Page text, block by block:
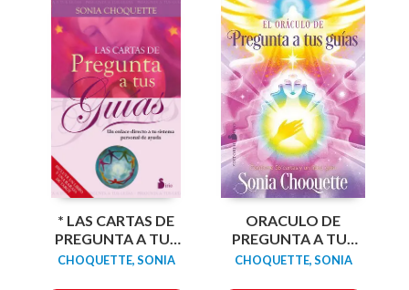
* LAS CARTAS DE
PREGUNTA A TUS
GUÍAS
CHOQUETTE, SONIA
ORACULO DE
PREGUNTA A TUS
GUÍAS
CHOQUETTE, SONIA